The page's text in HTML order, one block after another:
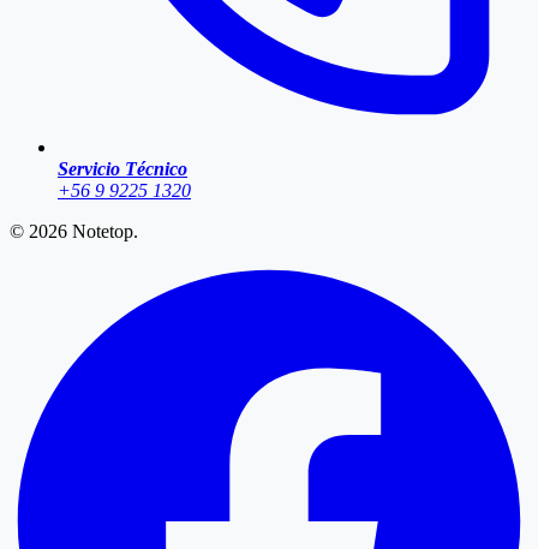
Servicio Técnico
+56 9 9225 1320
© 2026 Notetop.